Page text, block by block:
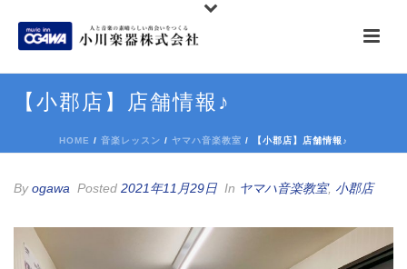
【小郡店】店舗情報♪
HOME / 音楽レッスン / ヤマハ音楽教室 / 【小郡店】店舗情報♪
Byogawa Posted 2021年11月29日 In ヤマハ音楽教室, 小郡店